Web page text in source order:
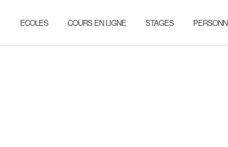
ECOLES COURS EN LIGNE STAGES